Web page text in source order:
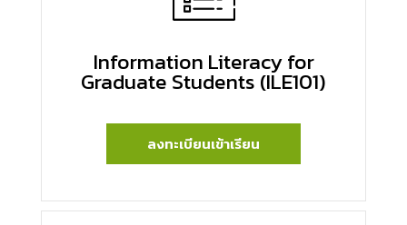
Information Literacy for
Graduate Students (ILE101)
ลงทะเบียนเข้าเรียน